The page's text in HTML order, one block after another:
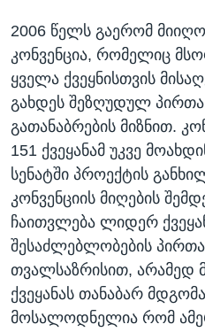
2006 წელს გაერომ
კონვენცია, რომელიც
ყველა ქვეყნისთვის
გახდეს შეზღუდულ
გათანაბრების მიზნით.
151 ქვეყანამ უკვე
სენატში პროექტის
კონვენციის მიღების
ჩაითვლება ლიდერ
შესაძლებლობების
თვალსაზრისით,
ქვეყანას თანაბარ
მოსალოდნელია რომ